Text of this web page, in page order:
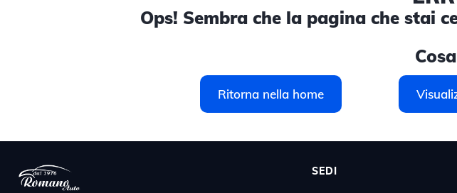
Ops! Sembra che la pagina che stai
Ritorna nella home
SEDI